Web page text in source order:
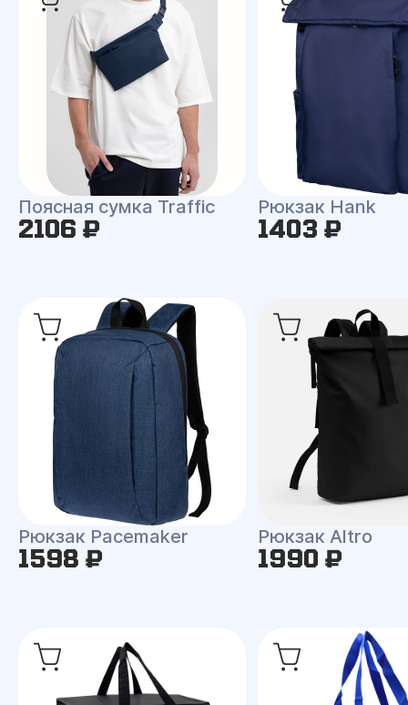
Поясная сумка Traffic
2106 ₽
Рюкзак Hank
1403 ₽
Рюкзак Pacemaker
1598 ₽
Рюкзак Altro
1990 ₽